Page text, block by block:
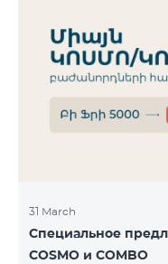
31 March
Специальное
COSMO и COMBO